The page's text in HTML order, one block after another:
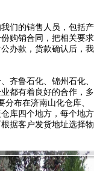
们的销售人员，包括产
购销合同，把相关要求
办款，货款确认后，我
齐鲁石化、锦州石化、
都有着良好的合作，多
布在济南山化仓库、
库四个地方，每个地方
据客户发货地址选择物